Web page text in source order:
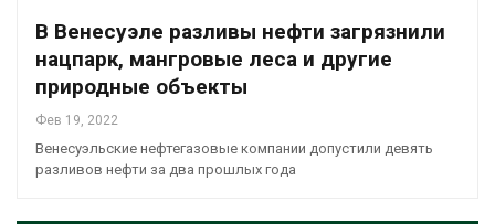
В Венесуэле разливы нефти загрязнили
нацпарк, мангровые леса и другие
природные объекты
Фев 19, 2022
Венесуэльские нефтегазовые компании допустили девять
разливов нефти за два прошлых года